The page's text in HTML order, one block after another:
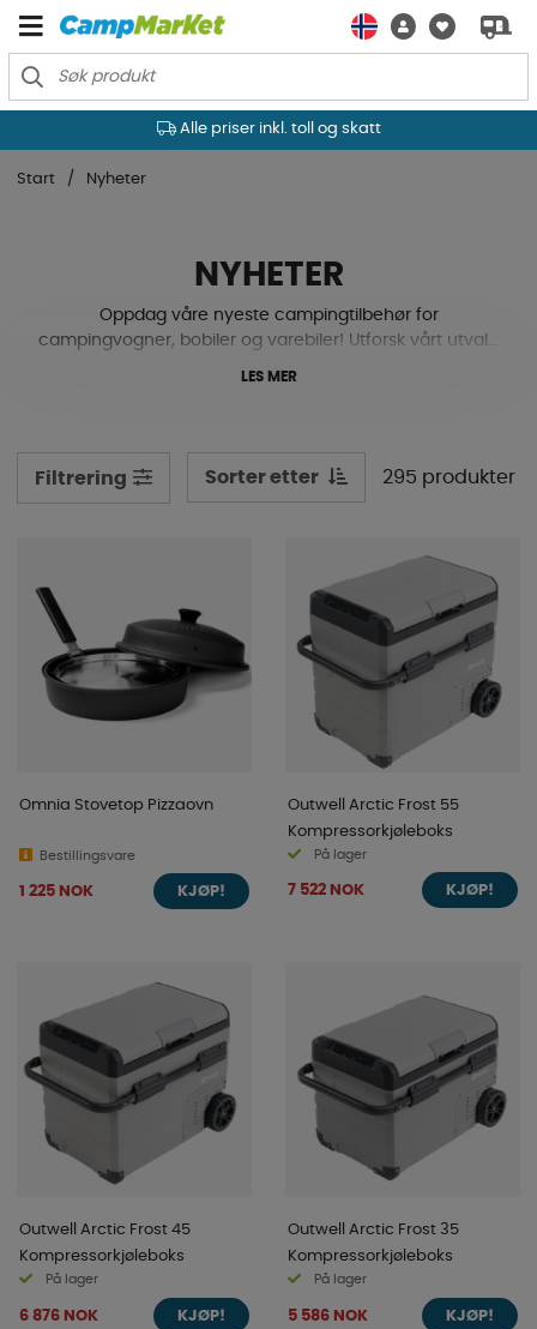
Alle priser inkl. toll og skatt
Start Nyheter
NYHETER
Oppdag våre nyeste campingtilbehør for
campingvogner, bobiler og varebiler! Utforsk vårt utvalg
LES MER
Filtrering Sorter etter 295 produkter
Omnia Stovetop Pizzaovn
Bestillingsvare
1 225 NOK KJØP!
Outwell Arctic Frost 55
Kompressorkjøleboks
På lager
7 522 NOK KJØP!
Outwell Arctic Frost 45
Kompressorkjøleboks
På lager
6 876 NOK KJØP!
Outwell Arctic Frost 35
Kompressorkjøleboks
På lager
5 586 NOK KJØP!